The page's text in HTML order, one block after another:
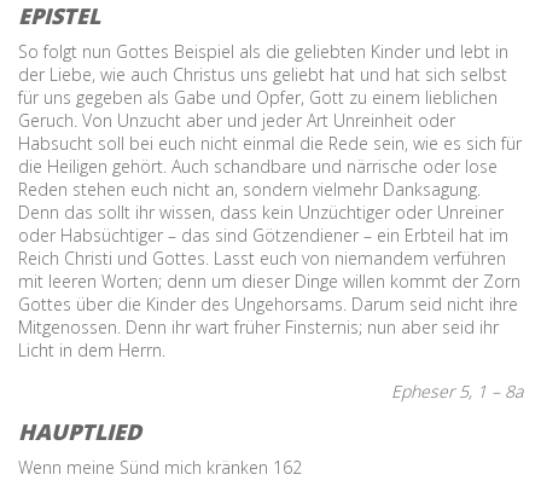
EPISTEL
So folgt nun Gottes Beispiel als die geliebten Kinder und lebt in
der Liebe, wie auch Christus uns geliebt hat und hat sich selbst
für uns gegeben als Gabe und Opfer, Gott zu einem lieblichen
Geruch. Von Unzucht aber und jeder Art Unreinheit oder
Habsucht soll bei euch nicht einmal die Rede sein, wie es sich für
die Heiligen gehört. Auch schandbare und närrische oder lose
Reden stehen euch nicht an, sondern vielmehr Danksagung.
Denn das sollt ihr wissen, dass kein Unzüchtiger oder Unreiner
oder Habsüchtiger – das sind Götzendiener – ein Erbteil hat im
Reich Christi und Gottes. Lasst euch von niemandem verführen
mit leeren Worten; denn um dieser Dinge willen kommt der Zorn
Gottes über die Kinder des Ungehorsams. Darum seid nicht ihre
Mitgenossen. Denn ihr wart früher Finsternis; nun aber seid ihr
Licht in dem Herrn.
Epheser 5, 1 – 8a
HAUPTLIED
Wenn meine Sünd mich kränken 162